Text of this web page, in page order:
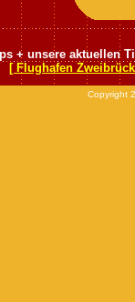
+ unsere aktuellen
[ Flughafen
Copyright